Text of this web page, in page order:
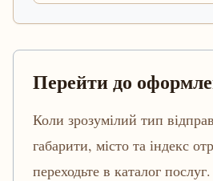
Перейти до
Коли зрозумілий тип
габарити, місто та індекс
переходьте в каталог